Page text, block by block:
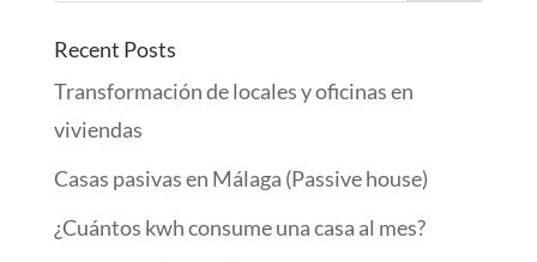
Recent Posts
Transformación de locales y oficinas en
viviendas
Casas pasivas en Málaga (Passive house)
¿Cuántos kwh consume una casa al mes?